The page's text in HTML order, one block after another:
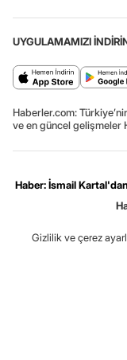
UYGULAMAMIZI
Haberler.com:
ve en güncel gelişmeler
Haber: İsmail
Gizlilik ve çerez